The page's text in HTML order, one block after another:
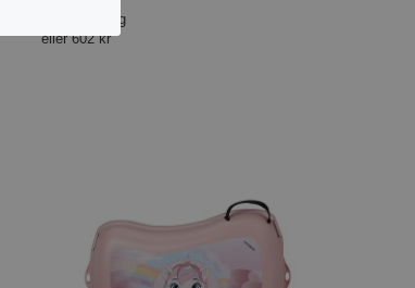
48 160 poäng
eller 602 kr